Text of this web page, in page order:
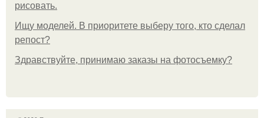
рисовать.
Ищу моделей. В приоритете выберу того, кто сделал
репост?
Здравствуйте, принимаю заказы на фотосъемку?